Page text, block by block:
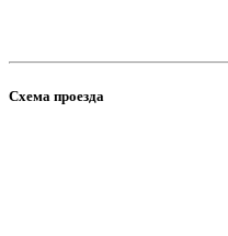
Схема проезда